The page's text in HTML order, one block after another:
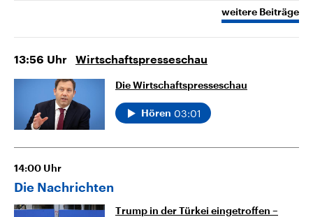
weitere Beiträge
13:56 Uhr Wirtschaftspresseschau
Die Wirtschaftspresseschau
Hören 03:01
14:00 Uhr
Die Nachrichten
Trump in der Türkei eingetroffen –